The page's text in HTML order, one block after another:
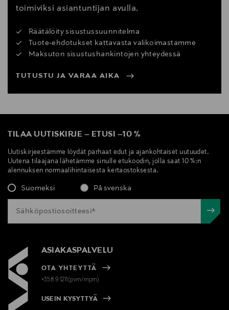
info.fi@louispoulsen.fi
toimiviksi asiantuntijan avulla.
Räätälöity sisustussuunnitelma
Tuote-ehdotukset kattavasta valikoimastamme
Maksuton sisustushankintojen yhteydessä
TUTUSTU JA VARAA AIKA
TILAA UUTISKIRJE – ETUSI –10 %
Uutiskirjeestämme löydät parhaat edut ja ajankohtaiset uutuudet.
Uutena tilaajana lähetämme sinulle etukoodin, jolla saat 10 %:n
alennuksen normaalihintaisesta kertaostoksesta.
Suomeksi På svenska
ASIAKASPALVELU
OTA YHTEYTTÄ
+358 9 1211(pvm/mpm)
USEIN KYSYTTYÄ